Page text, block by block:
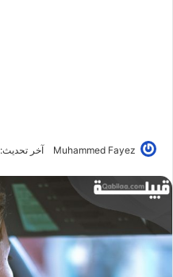
Muhammed Fayez آخر تحديث: 2024-12-02